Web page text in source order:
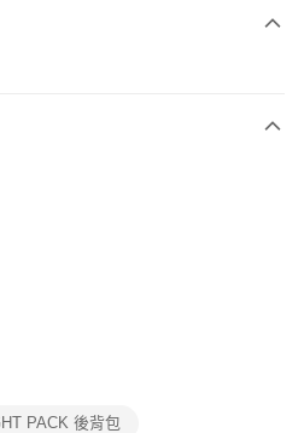
付款。
後付」後，將跳轉至「AFTEE先享後付」
通知簡訊。
點擊此簡訊中的連結，可透過四大超商／
款，方視為交易完成。
後付 」之結帳頁面顯示為準，若有關於
等相關疑問，請聯繫「AFTEE先享後付
support/home
上)免運費
上)免運費
以上)免運費
PACK 後背包